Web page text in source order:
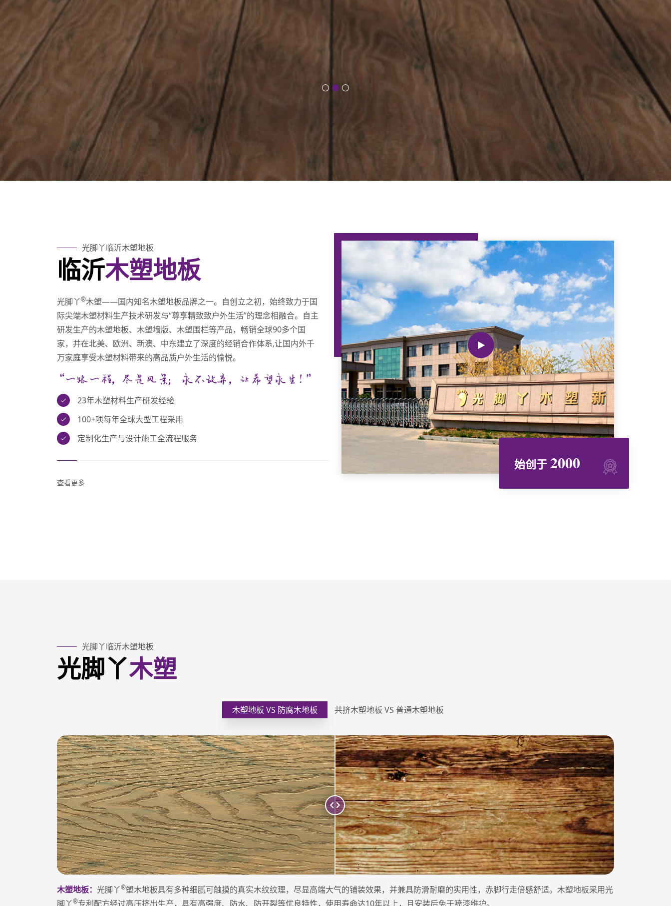
光脚丫临沂木塑地板
临沂木塑地板
光脚丫®木塑——国内知名木塑地板品牌之一。自创立之初，始终致力于国
际尖端木塑材料生产技术研发与“尊享精致致户外生活”的理念相融合。自主
研发生产的木塑地板、木塑墙版、木塑围栏等产品，畅销全球90多个国
家，并在北美、欧洲、新澳、中东建立了深度的经销合作体系,让国内外千
万家庭享受木塑材料带来的高品质户外生活的愉悦。
23年木塑材料生产研发经验
100+项每年全球大型工程采用
定制化生产与设计施工全流程服务
查看更多
始创于2000
光脚丫临沂木塑地板
光脚丫木塑
木塑地板 VS 防腐木地板 共挤木塑地板 VS 普通木塑地板
木塑地板： 光脚丫®塑木地板具有多种细腻可触摸的真实木纹纹理，尽显高端大气的铺装效果，并兼具防滑耐磨的实用性，赤脚行走倍感舒适。木塑地板采用光
脚丫®专利配方经过高压挤出生产，具有高强度、防水、防开裂等优良特性，使用寿命达10年以上，且安装后免于喷漆维护。